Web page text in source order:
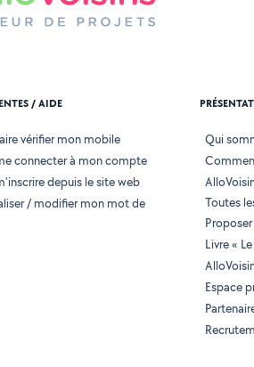
/ AIDE
vérifier mon mobile
connecter à mon compte
depuis le site web
/ modifier mon mot de
Qui
Toutes
Livre «
Espace